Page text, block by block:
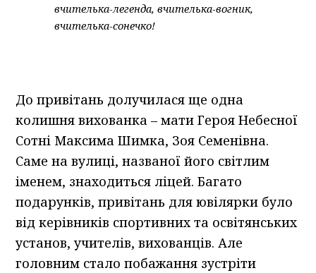
вчителька-легенда, вчителька-вогник,
вчителька-сонечко!
До привітань долучилася ще одна
колишня вихованка – мати Героя Небесної
Сотні Максима Шимка, Зоя Семенівна.
Саме на вулиці, названої його світлим
іменем, знаходиться ліцей. Багато
подарунків, привітань для ювілярки було
від керівників спортивних та освітянських
установ, учителів, вихованців. Але
головним стало побажання зустріти